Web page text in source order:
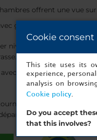
offrent une vue
grande terrasse
niveau est le lieu parfait
avec fauteuils, ordinateur
chez nous un week-
tardif gratuit (en
Cookie consent
This site uses its
experience,
analysis on
Cookie policy.
Do you accept
that this involves?